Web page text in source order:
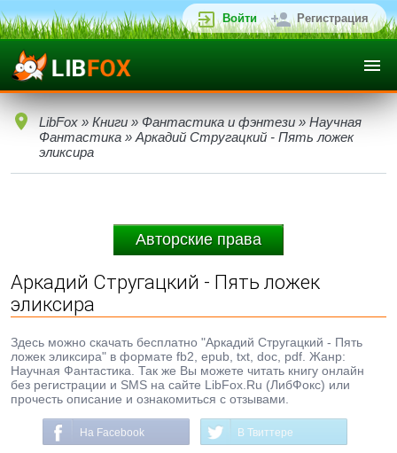
Войти Регистрация
LibFox » Книги » Фантастика и фэнтези » Научная
Фантастика » Аркадий Стругацкий - Пять ложек
эликсира
Авторские права
Аркадий Стругацкий - Пять ложек
эликсира
Здесь можно скачать бесплатно "Аркадий Стругацкий - Пять
ложек эликсира" в формате fb2, epub, txt, doc, pdf. Жанр:
Научная Фантастика. Так же Вы можете читать книгу онлайн
без регистрации и SMS на сайте LibFox.Ru (ЛибФокс) или
прочесть описание и ознакомиться с отзывами.
На Facebook В Твиттере